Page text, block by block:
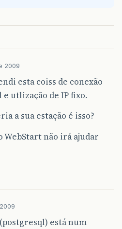
2009
esta coiss de conexão
utlização de IP fixo.
a sua estação é isso?
WebStart não irá ajudar
está num